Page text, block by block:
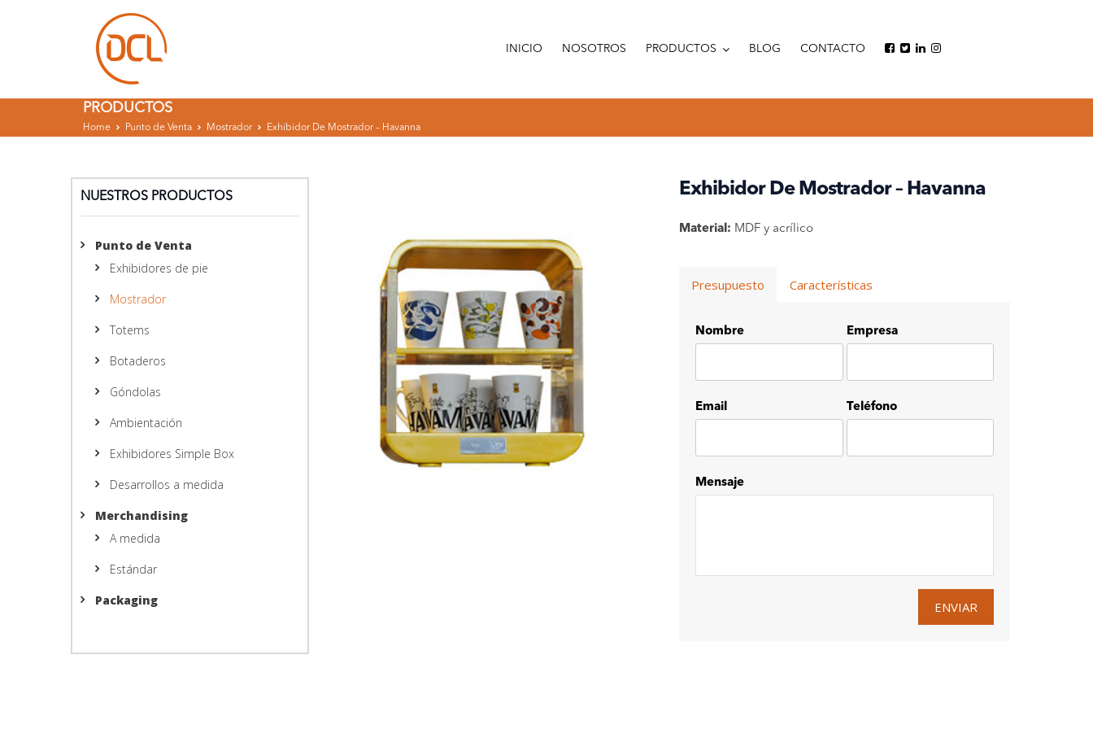
INICIO NOSOTROS PRODUCTOS BLOG CONTACTO
PRODUCTOS
Home Punto de Venta Mostrador Exhibidor De Mostrador – Havanna
Exhibidor De Mostrador – Havanna
Material: MDF y acrílico
Presupuesto Características
Nombre Empresa
Email Teléfono
Mensaje
NUESTROS PRODUCTOS
Punto de Venta
Exhibidores de pie
Mostrador
Totems
Botaderos
Góndolas
Ambientación
Exhibidores Simple Box
Desarrollos a medida
Merchandising
A medida
Estándar
Packaging